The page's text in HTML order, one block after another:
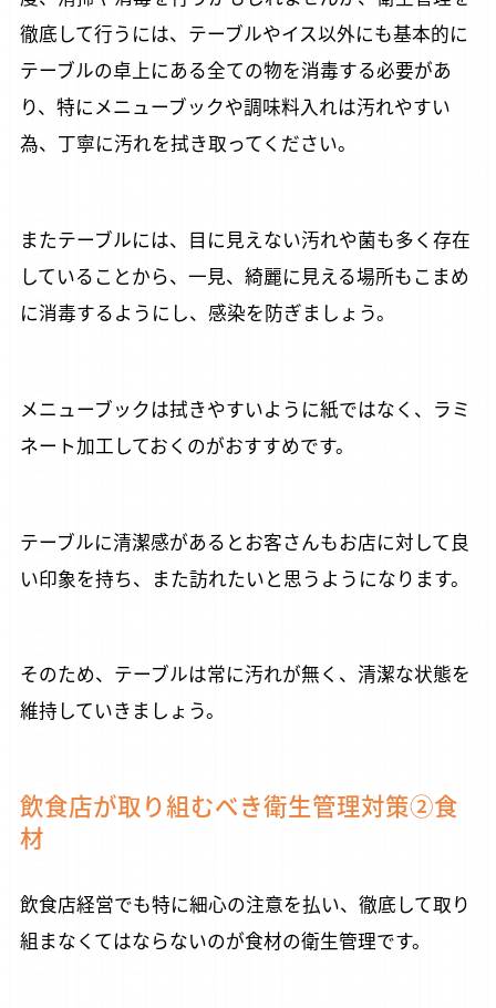
徹底して行うには、テーブルやイス以外にも基本的に
テーブルの卓上にある全ての物を消毒する必要があ
り、特にメニューブックや調味料入れは汚れやすい
為、丁寧に汚れを拭き取ってください。
またテーブルには、目に見えない汚れや菌も多く存在
していることから、一見、綺麗に見える場所もこまめ
に消毒するようにし、感染を防ぎましょう。
メニューブックは拭きやすいように紙ではなく、ラミ
ネート加工しておくのがおすすめです。
テーブルに清潔感があるとお客さんもお店に対して良
い印象を持ち、また訪れたいと思うようになります。
そのため、テーブルは常に汚れが無く、清潔な状態を
維持していきましょう。
飲食店が取り組むべき衛生管理対策②食
材
飲食店経営でも特に細心の注意を払い、徹底して取り
組まなくてはならないのが食材の衛生管理です。